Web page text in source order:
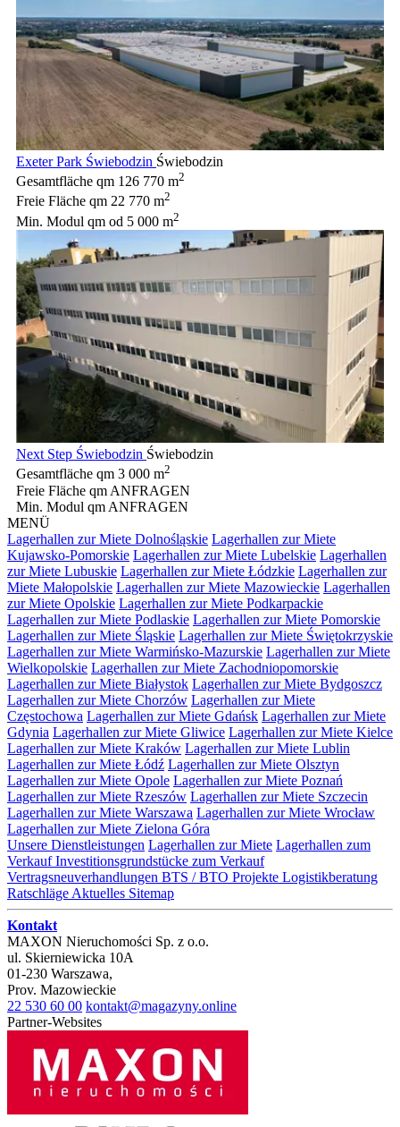
Exeter Park Świebodzin Świebodzin
Gesamtfläche qm 126 770 m2
Freie Fläche qm 22 770 m2
Min. Modul qm od 5 000 m2
Next Step Świebodzin Świebodzin
Gesamtfläche qm 3 000 m2
Freie Fläche qm ANFRAGEN
Min. Modul qm ANFRAGEN
MENÜ
Lagerhallen zur Miete Dolnośląskie Lagerhallen zur Miete
Kujawsko-Pomorskie Lagerhallen zur Miete Lubelskie Lagerhallen
zur Miete Lubuskie Lagerhallen zur Miete Łódzkie Lagerhallen zur
Miete Małopolskie Lagerhallen zur Miete Mazowieckie Lagerhallen
zur Miete Opolskie Lagerhallen zur Miete Podkarpackie
Lagerhallen zur Miete Podlaskie Lagerhallen zur Miete Pomorskie
Lagerhallen zur Miete Śląskie Lagerhallen zur Miete Świętokrzyskie
Lagerhallen zur Miete Warmińsko-Mazurskie Lagerhallen zur Miete
Wielkopolskie Lagerhallen zur Miete Zachodniopomorskie
Lagerhallen zur Miete Białystok Lagerhallen zur Miete Bydgoszcz
Lagerhallen zur Miete Chorzów Lagerhallen zur Miete
Częstochowa Lagerhallen zur Miete Gdańsk Lagerhallen zur Miete
Gdynia Lagerhallen zur Miete Gliwice Lagerhallen zur Miete Kielce
Lagerhallen zur Miete Kraków Lagerhallen zur Miete Lublin
Lagerhallen zur Miete Łódź Lagerhallen zur Miete Olsztyn
Lagerhallen zur Miete Opole Lagerhallen zur Miete Poznań
Lagerhallen zur Miete Rzeszów Lagerhallen zur Miete Szczecin
Lagerhallen zur Miete Warszawa Lagerhallen zur Miete Wrocław
Lagerhallen zur Miete Zielona Góra
Unsere Dienstleistungen Lagerhallen zur Miete Lagerhallen zum
VerkaufInvestitionsgrundstücke zum Verkauf
Vertragsneuverhandlungen BTS / BTO Projekte Logistikberatung
Ratschläge Aktuelles Sitemap
Kontakt
MAXON Nieruchomości Sp. z o.o.
ul. Skierniewicka 10A
01-230 Warszawa,
Prov. Mazowieckie
22 530 60 00 kontakt@magazyny.online
Partner-Websites